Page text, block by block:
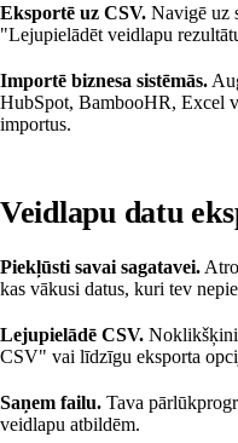
Eksportē uz CSV. Navigē uz
"Lejupielādēt veidlapu
Importē biznesa sistēmās.
HubSpot, BambooHR, Excel
importus.
Veidlapu datu
Piekļūsti savai sagatavei.
kas vākusi datus, kuri tev
Lejupielādē CSV. Noklikšķini
CSV" vai līdzīgu eksporta
Saņem failu. Tava
veidlapu atbildēm.